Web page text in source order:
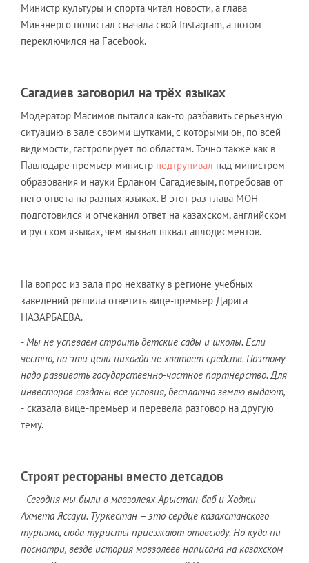
Министр культуры и спорта читал новости, а глава
Минэнерго полистал сначала свой Instagram, а потом
переключился на Facebook.
Сагадиев заговорил на трёх языках
Модератор Масимов пытался как-то разбавить серьезную
ситуацию в зале своими шутками, с которыми он, по всей
видимости, гастролирует по областям. Точно также как в
Павлодаре премьер-министр подтрунивал над министром
образования и науки Ерланом Сагадиевым, потребовав от
него ответа на разных языках. В этот раз глава МОН
подготовился и отчеканил ответ на казахском, английском
и русском языках, чем вызвал шквал аплодисментов.
На вопрос из зала про нехватку в регионе учебных
заведений решила ответить вице-премьер Дарига
НАЗАРБАЕВА.
- Мы не успеваем строить детские сады и школы. Если
честно, на эти цели никогда не хватает средств. Поэтому
надо развивать государственно-частное партнерство. Для
инвесторов созданы все условия, бесплатно землю выдают,
- сказала вице-премьер и перевела разговор на другую
тему.
Строят рестораны вместо детсадов
- Сегодня мы были в мавзолеях Арыстан-баб и Ходжи
Ахмета Яссауи. Туркестан – это сердце казахстанского
туризма, сюда туристы приезжают отовсюду. Но куда ни
посмотри, везде история мавзолеев написана на казахском